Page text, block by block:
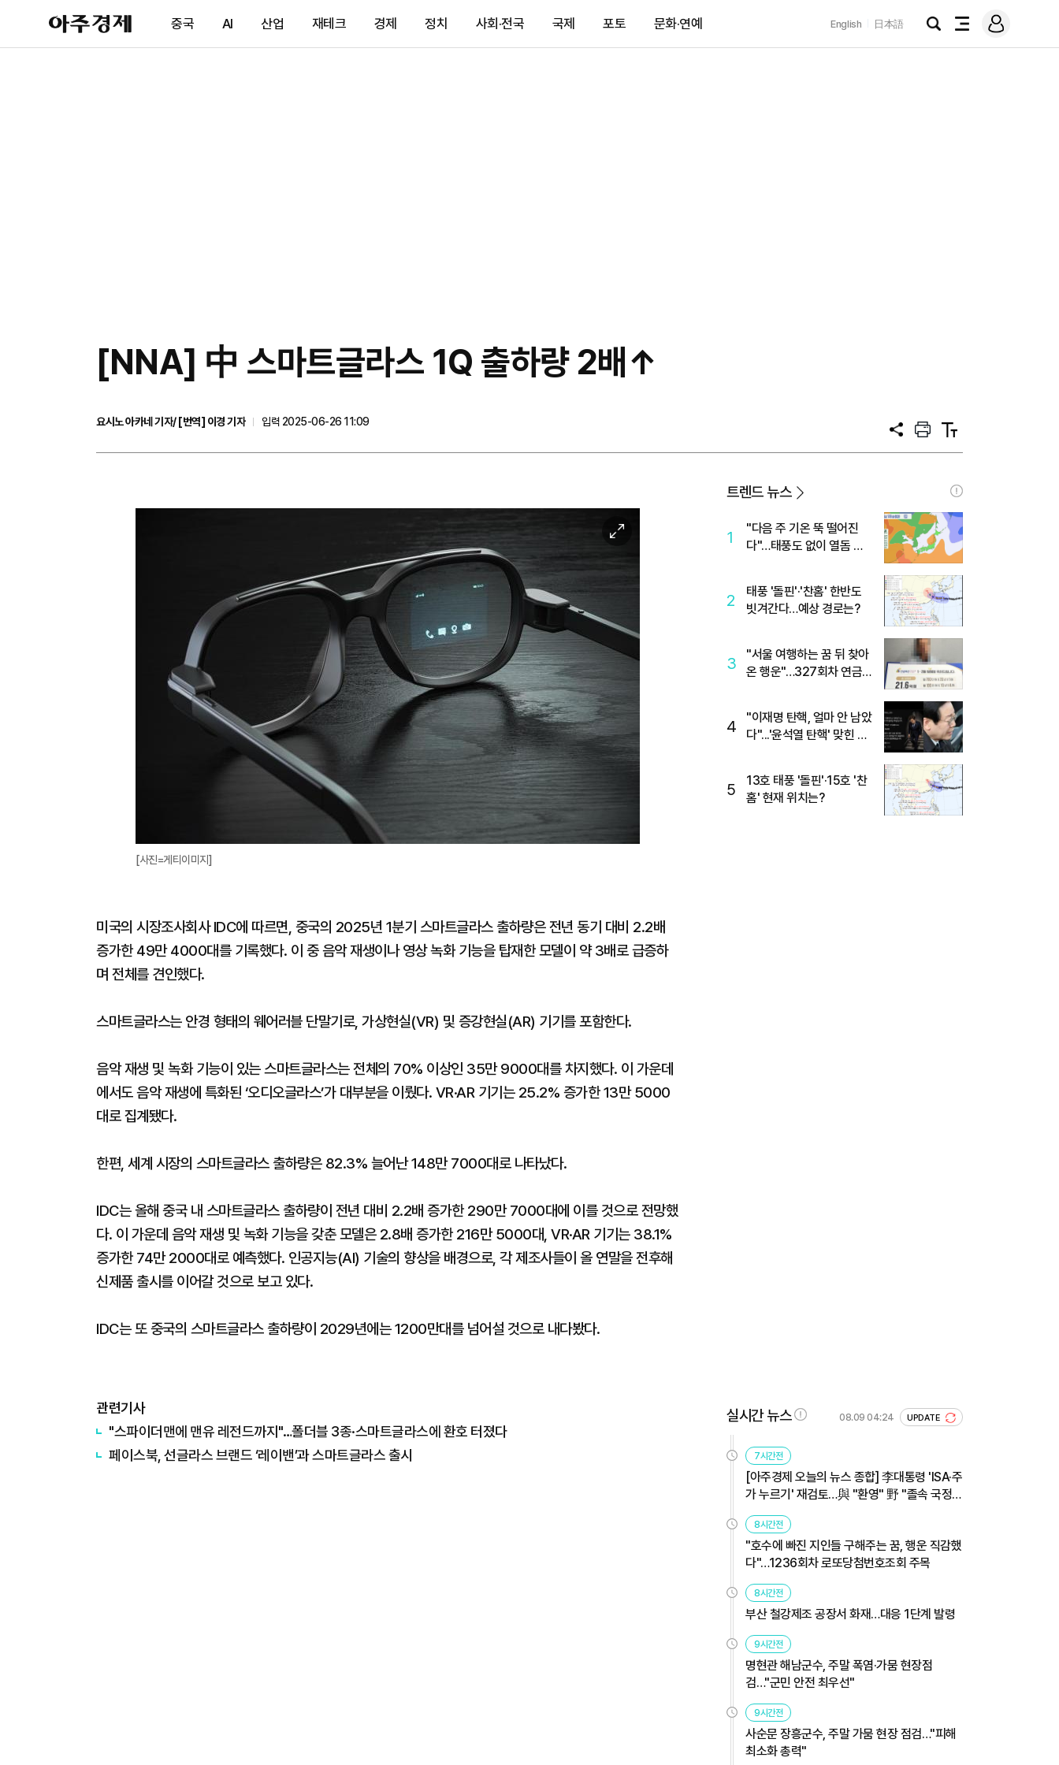
아
주
제
중국 AI 산업 재테크 경제 정치 사회·전국 국제 포토 문화·연예 English 日本語
검
전
메
그
[NNA] 中 스마트글라스 1Q 출하량 2배↑
요시노 아카네 기자/ [번역] 이경 기자
입력 2025-06-26 11:09
공
프
트
텍
트
지
대
[사진=게티이미지]
미국의 시장조사회사 IDC에 따르면, 중국의 2025년 1분기 스마트글라스 출하량은 전년 동기 대비 2.2배
증가한 49만 4000대를 기록했다. 이 중 음악 재생이나 영상 녹화 기능을 탑재한 모델이 약 3배로 급증하
며 전체를 견인했다.
스마트글라스는 안경 형태의 웨어러블 단말기로, 가상현실(VR) 및 증강현실(AR) 기기를 포함한다.
음악 재생 및 녹화 기능이 있는 스마트글라스는 전체의 70% 이상인 35만 9000대를 차지했다. 이 가운데
에서도 음악 재생에 특화된 ‘오디오글라스’가 대부분을 이뤘다. VR·AR 기기는 25.2% 증가한 13만 5000
대로 집계됐다.
한편, 세계 시장의 스마트글라스 출하량은 82.3% 늘어난 148만 7000대로 나타났다.
IDC는 올해 중국 내 스마트글라스 출하량이 전년 대비 2.2배 증가한 290만 7000대에 이를 것으로 전망했
다. 이 가운데 음악 재생 및 녹화 기능을 갖춘 모델은 2.8배 증가한 216만 5000대, VR·AR 기기는 38.1%
증가한 74만 2000대로 예측했다. 인공지능(AI) 기술의 향상을 배경으로, 각 제조사들이 올 연말을 전후해
신제품 출시를 이어갈 것으로 보고 있다.
IDC는 또 중국의 스마트글라스 출하량이 2029년에는 1200만대를 넘어설 것으로 내다봤다.
관련기사
"스파이더맨에 맨유 레전드까지"…폴더블 3종·스마트글라스에 환호 터졌다
페이스북, 선글라스 브랜드 ‘레이밴’과 스마트글라스 출시
트렌드 뉴스
1
"다음 주 기온 뚝 떨어진
다"…태풍도 없이 열돔 박
2
태풍 '돌핀'·'찬홈' 한반도
빗겨간다…예상 경로는?
3
"서울 여행하는 꿈 뒤 찾아
온 행운"…327회차 연금
4
"이재명 탄핵, 얼마 안 남았
다"...'윤석열 탄핵' 맞힌 무
5
13호 태풍 '돌핀'·15호 '찬
홈' 현재 위치는?
실시간 뉴스 08.09 04:24 UPDATE
7시간전
[아주경제 오늘의 뉴스 종합] 李대통령 'ISA·주
가 누르기' 재검토…與 "환영" 野 "졸속 국정"
外
8시간전
"호수에 빠진 지인들 구해주는 꿈, 행운 직감했
다"…1236회차 로또당첨번호조회 주목
8시간전
부산 철강제조 공장서 화재…대응 1단계 발령
9시간전
명현관 해남군수, 주말 폭염·가뭄 현장점
검…"군민 안전 최우선"
9시간전
사순문 장흥군수, 주말 가뭄 현장 점검…"피해
최소화 총력"